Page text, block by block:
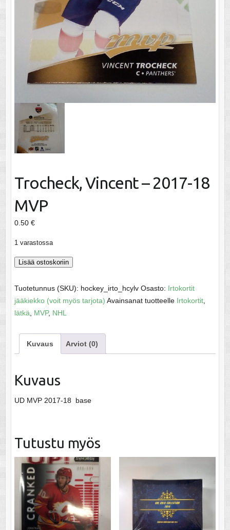
Trocheck, Vincent – 2017-18
MVP
0.50 €
1 varastossa
Trocheck,
-
2017-
18
määrä
Lisää ostoskoriin
Tuotetunnus (SKU): hockey_irto_hcylv Osasto: Irtokortit
jääkiekko (voit myös tarjota) Avainsanat tuotteelle Irtokortit,
lätkä, MVP, NHL
Kuvaus Arviot (0)
Kuvaus
UD MVP 2017-18 base
Tutustu myös